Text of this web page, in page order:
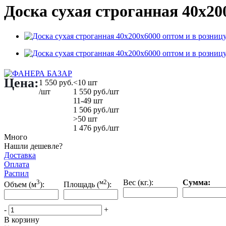
Доска сухая строганная
Цена:1 550 руб.
/шт
<10 шт
1 550 руб./шт
11-49 шт
1 506 руб./шт
>50 шт
1 476 руб./шт
Много
Нашли дешевле?
Доставка
Оплата
Распил
Объем (м3): Площадь (м2): Вес (кг.): Сумма:
-
+
В корзину